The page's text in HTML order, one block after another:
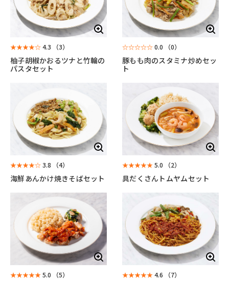
★★★★☆4.3 （3）
柚子胡椒かおるツナと竹輪の
パスタセット
☆☆☆☆☆0.0 （0）
豚もも肉のスタミナ炒めセッ
ト
★★★★☆3.8 （4）
海鮮あんかけ焼きそばセット
★★★★★5.0 （2）
具だくさんトムヤムセット
★★★★★5.0 （5） ★★★★★4.6 （7）